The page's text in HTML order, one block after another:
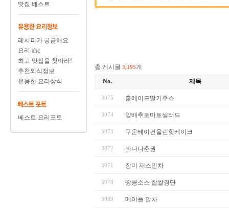
맛집 베스트
레시피가 궁금해요
요리 abc
최고 맛집을 찾아라!
추천외식정보
유용한 요리상식
베스트 요리포토
총 게시글 3,195개
No.
제목
3075 홈메이드딸기주스
3074 양배추토마토샐러드
3073 구운베이컨올린핫케이크
3072 바나나춘권
3071 장미 재스민차
3070 땅콩소스 찹쌀경단
3069 메이플 말차